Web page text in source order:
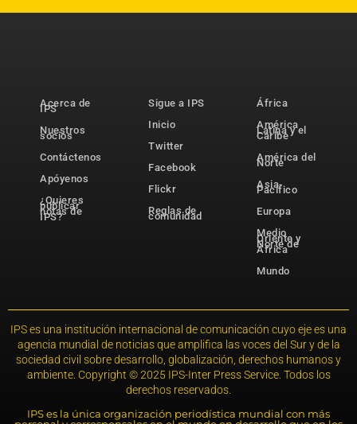
Acerca de
IPS
Nuestros
socios
Contáctenos
Apóyenos
¿Quieres
publicar
notas de
IPS?
Sigue a IPS
Inicio
Twitter
Facebook
Flickr
Reglas de
comunidad
África
América
Latina y el
Caribe
América del
Norte
Asia-
Pacífico
Europa
Medio
Oriente y
Norte de
África
Mundo
IPS es una institución internacional de comunicación cuyo eje es una
agencia mundial de noticias que amplifica las voces del Sur y de la
sociedad civil sobre desarrollo, globalización, derechos humanos y
ambiente. Copyright © 2025 IPS-Inter Press Service. Todos los
derechos reservados.
IPS es la única organización periodística mundial con más